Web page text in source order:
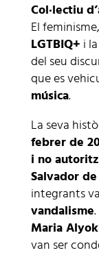
Col·lectiu
El
LGTBIQ+ i
del seu
que es
música.
La seva
febrer de
i no
Salvador
integrants
vandalisme.
Maria
van ser